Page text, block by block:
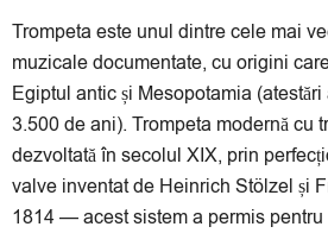
Trompeta este unul dintre cele mai
muzicale documentate, cu origini
Egiptul antic și Mesopotamia
3.500 de ani). Trompeta modernă cu
dezvoltată în secolul XIX, prin
valve inventat de Heinrich Stölzel și
1814 — acest sistem a permis pentru